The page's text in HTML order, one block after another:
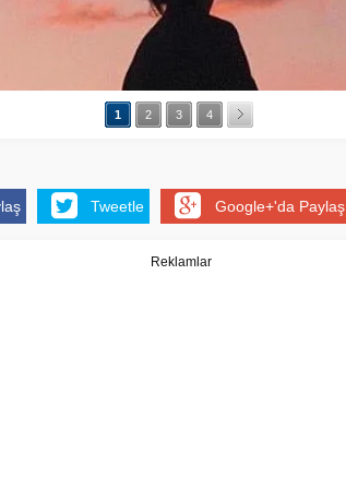
1 2 3 4
Tweetle Google+'da Paylaş
Reklamlar